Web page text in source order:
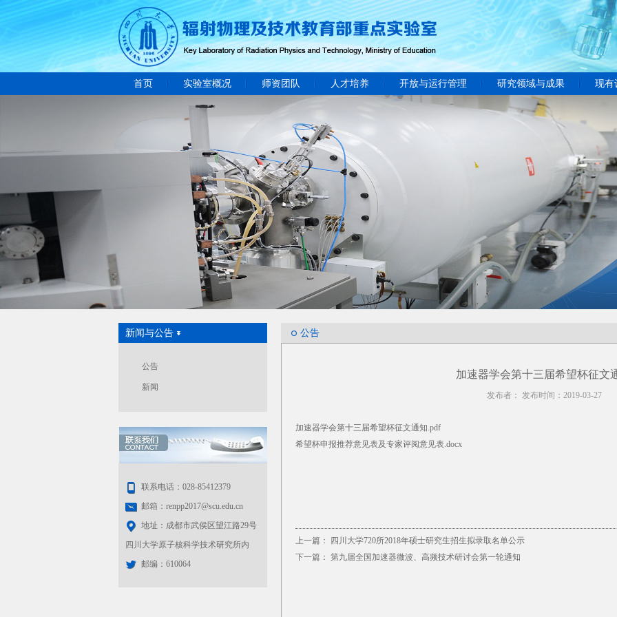
首页 实验室概况 师资团队 人才培养 开放与运行管理 研究领域与成果 现有
新闻与公告
公告
新闻
联系电话：028-85412379
邮箱：renpp2017@scu.edu.cn
地址：成都市武侯区望江路29号
四川大学原子核科学技术研究所内
邮编：610064
公告
加速器学会第十三届希望杯征文
发布者： 发布时间：2019-03-27
加速器学会第十三届希望杯征文通知.pdf
希望杯申报推荐意见表及专家评阅意见表.docx
上一篇：
四川大学720所2018年硕士研究生招生拟录取名单公示
下一篇： 第九届全国加速器微波、高频技术研讨会第一轮通知